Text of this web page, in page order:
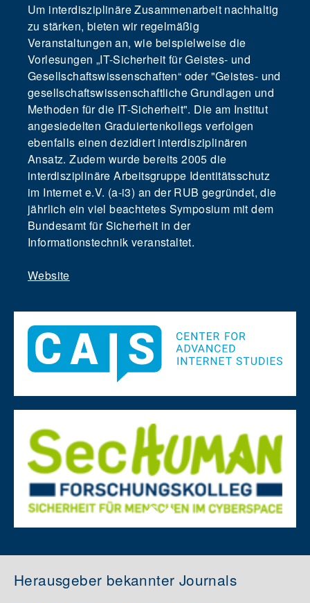
Um interdisziplinäre Zusammenarbeit nachhaltig
zu stärken, bieten wir regelmäßig
Veranstaltungen an, wie beispielweise die
Vorlesungen „IT-Sicherheit für Geistes- und
Gesellschaftswissenschaften“ oder "Geistes- und
gesellschaftswissenschaftliche Grundlagen und
Methoden für die IT-Sicherheit". Die am Institut
angesiedelten Graduiertenkollegs verfolgen
ebenfalls einen dezidiert interdisziplinären
Ansatz. Zudem wurde bereits 2005 die
interdisziplinäre Arbeitsgruppe Identitätsschutz
im Internet e.V. (a-i3) an der RUB gegründet, die
jährlich ein viel beachtetes Symposium mit dem
Bundesamt für Sicherheit in der
Informationstechnik veranstaltet.
Website
Herausgeber bekannter Journals